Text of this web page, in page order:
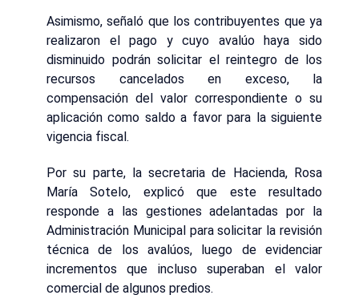
Asimismo, señaló que los contribuyentes que ya
realizaron el pago y cuyo avalúo haya sido
disminuido podrán solicitar el reintegro de los
recursos cancelados en exceso, la
compensación del valor correspondiente o su
aplicación como saldo a favor para la siguiente
vigencia fiscal.
Por su parte, la secretaria de Hacienda, Rosa
María Sotelo, explicó que este resultado
responde a las gestiones adelantadas por la
Administración Municipal para solicitar la revisión
técnica de los avalúos, luego de evidenciar
incrementos que incluso superaban el valor
comercial de algunos predios.